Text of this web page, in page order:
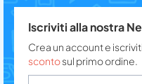
Iscriviti alla nostra
Crea un account e
scontosul primo ordine.